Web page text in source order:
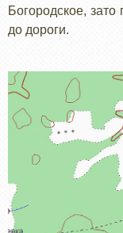
Богородское, зато
до дороги.